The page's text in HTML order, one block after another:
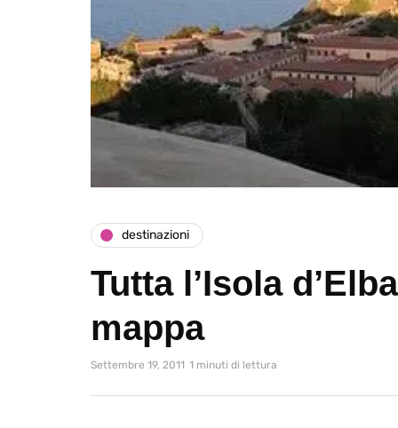
destinazioni
Tutta l’Isola
mappa
Settembre 19, 2011 1 minuti di lettura